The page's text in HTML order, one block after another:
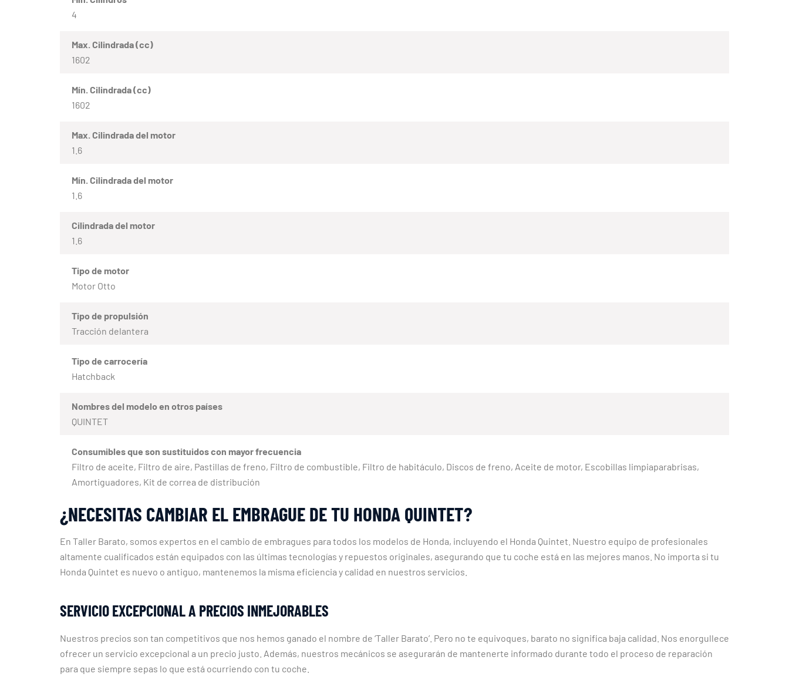
4
Max. Cilindrada (cc)
1602
Mín. Cilindrada (cc)
1602
Max. Cilindrada del motor
1.6
Mín. Cilindrada del motor
1.6
Cilindrada del motor
1.6
Tipo de motor
Motor Otto
Tipo de propulsión
Tracción delantera
Tipo de carrocería
Hatchback
Nombres del modelo en otros países
QUINTET
Consumibles que son sustituidos con mayor frecuencia
Filtro de aceite, Filtro de aire, Pastillas de freno, Filtro de combustible, Filtro de habitáculo, Discos de freno, Aceite de motor, Escobillas limpiaparabrisas,
Amortiguadores, Kit de correa de distribución
¿NECESITAS CAMBIAR EL EMBRAGUE DE TU HONDA QUINTET?
En Taller Barato, somos expertos en el cambio de embragues para todos los modelos de Honda, incluyendo el Honda Quintet. Nuestro equipo de profesionales
altamente cualificados están equipados con las últimas tecnologías y repuestos originales, asegurando que tu coche está en las mejores manos. No importa si tu
Honda Quintet es nuevo o antiguo, mantenemos la misma eficiencia y calidad en nuestros servicios.
SERVICIO EXCEPCIONAL A PRECIOS INMEJORABLES
Nuestros precios son tan competitivos que nos hemos ganado el nombre de ‘Taller Barato’. Pero no te equivoques, barato no significa baja calidad. Nos enorgullece
ofrecer un servicio excepcional a un precio justo. Además, nuestros mecánicos se asegurarán de mantenerte informado durante todo el proceso de reparación
para que siempre sepas lo que está ocurriendo con tu coche.